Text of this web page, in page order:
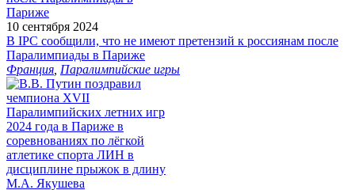
10 сентября 2024
В IPC сообщили, что не имеют претензий к россиянам после
Паралимпиады в Париже
Франция Паралимпийские игры